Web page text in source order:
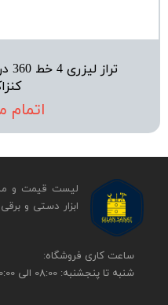
اتمام
​​ساعت کاری فروشگاه:
شنبه تا پنجشنبه: 08:00 الی 20:00
لیست قیمت و
ابزار دستی و